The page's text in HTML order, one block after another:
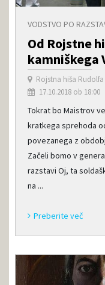
VODSTVO PO
Od Rojstne
kamniškega
Rojstna hiša Rudolfa
17.10.2018 ob 18:00
Tokrat bo Maistrov
kratkega sprehoda
povezanega z
Začeli bomo v
razstavi Oj, ta
na ...
Preberite več